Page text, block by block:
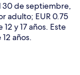
30 de septiembre,
adulto; EUR 0.75
y 17 años. Este
años.